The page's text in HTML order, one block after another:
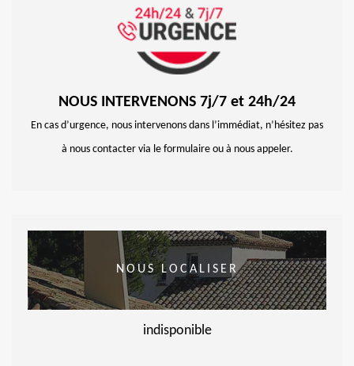
NOUS INTERVENONS 7j/7 et 24h/24
En cas d’urgence, nous intervenons dans l’immédiat, n’hésitez pas
à nous contacter via le formulaire ou à nous appeler.
NOUS LOCALISER
indisponible